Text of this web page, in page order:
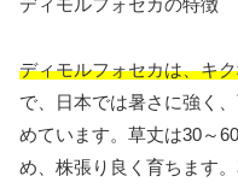
ディモルフォセカの特徴
ディモルフォセカは、キ
で、日本では暑さに強く
めています。草丈は30～
め、株張り良く育ちます